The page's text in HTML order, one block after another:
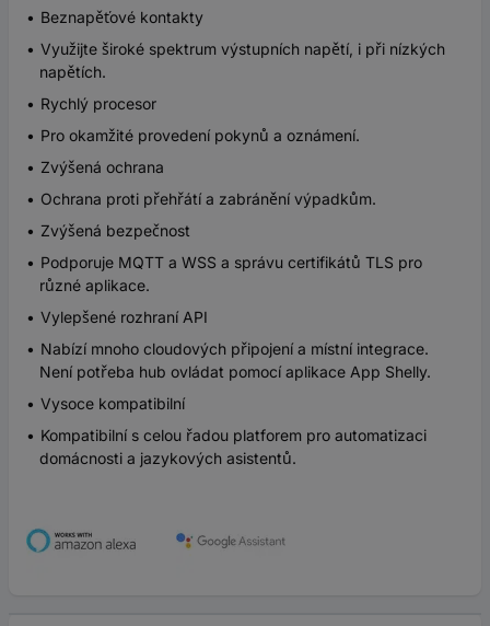
Beznapěťové kontakty
Využijte široké spektrum výstupních napětí, i při nízkých
napětích.
Rychlý procesor
Pro okamžité provedení pokynů a oznámení.
Zvýšená ochrana
Ochrana proti přehřátí a zabránění výpadkům.
Zvýšená bezpečnost
Podporuje MQTT a WSS a správu certifikátů TLS pro
různé aplikace.
Vylepšené rozhraní API
Nabízí mnoho cloudových připojení a místní integrace.
Není potřeba hub ovládat pomocí aplikace App Shelly.
Vysoce kompatibilní
Kompatibilní s celou řadou platforem pro automatizaci
domácnosti a jazykových asistentů.